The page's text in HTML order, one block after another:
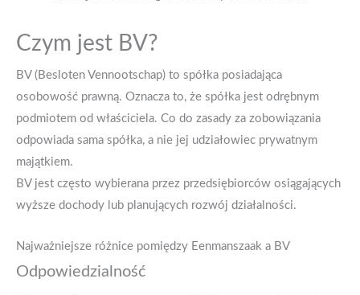
Czym jest BV?
BV (Besloten Vennootschap) to spółka posiadająca
osobowość prawną. Oznacza to, że spółka jest odrębnym
podmiotem od właściciela. Co do zasady za zobowiązania
odpowiada sama spółka, a nie jej udziałowiec prywatnym
majątkiem.
BV jest często wybierana przez przedsiębiorców osiągających
wyższe dochody lub planujących rozwój działalności.
Najważniejsze różnice pomiędzy Eenmanszaak a BV
Odpowiedzialność